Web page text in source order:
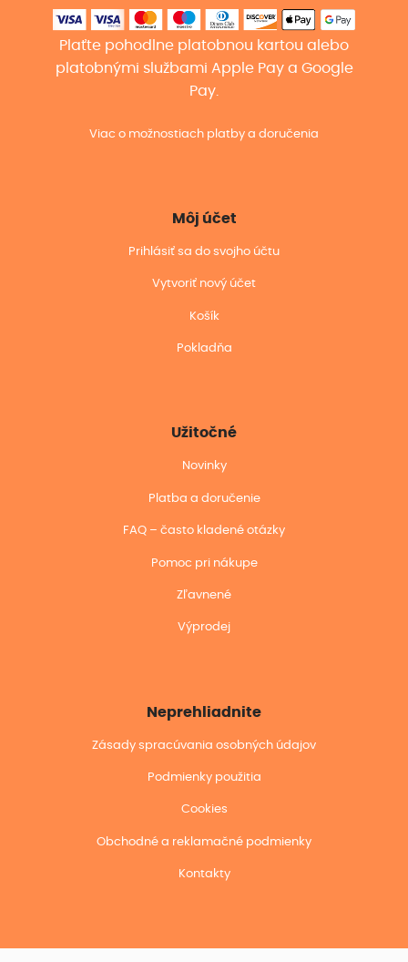
Plaťte pohodlne platobnou kartou alebo
platobnými službami Apple Pay a Google
Pay.
Viac o možnostiach platby a doručenia
Môj účet
Prihlásiť sa do svojho účtu
Vytvoriť nový účet
Košík
Pokladňa
Užitočné
Novinky
Platba a doručenie
FAQ – často kladené otázky
Pomoc pri nákupe
Zľavnené
Výprodej
Neprehliadnite
Zásady spracúvania osobných údajov
Podmienky použitia
Cookies
Obchodné a reklamačné podmienky
Kontakty